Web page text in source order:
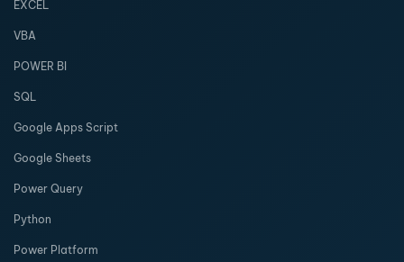
EXCEL
VBA
POWER BI
SQL
Google Apps Script
Google Sheets
Power Query
Python
Power Platform